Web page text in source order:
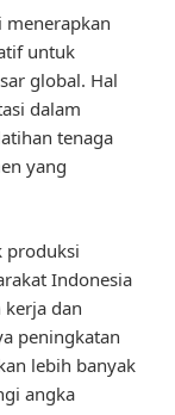
menerapkan
untuk
global. Hal
dalam
tenaga
yang
produksi
Indonesia
dan
peningkatan
lebih banyak
angka